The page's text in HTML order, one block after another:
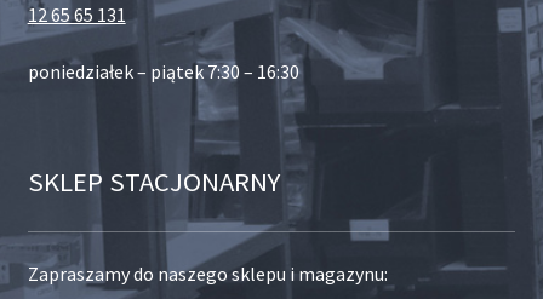
12 65 65 131
poniedziałek – piątek 7:30 – 16:30
SKLEP STACJONARNY
Zapraszamy do naszego sklepu i magazynu: